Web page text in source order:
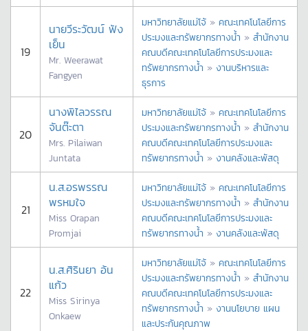
19
นายวีระวัฒน์ ฟัง
เย็น
Mr. Weerawat
Fangyen
มหาวิทยาลัยแม่โจ้ » คณะเทคโนโลยีการ
ประมงและทรัพยากรทางน้ำ » สำนักงาน
คณบดีคณะเทคโนโลยีการประมงและ
ทรัพยากรทางน้ำ » งานบริหารและ
ธุรการ
20
นางพิไลวรรณ
จันต๊ะตา
Mrs. Pilaiwan
Juntata
มหาวิทยาลัยแม่โจ้ » คณะเทคโนโลยีการ
ประมงและทรัพยากรทางน้ำ » สำนักงาน
คณบดีคณะเทคโนโลยีการประมงและ
ทรัพยากรทางน้ำ » งานคลังและพัสดุ
21
น.ส.อรพรรณ
พรหมใจ
Miss Orapan
Promjai
มหาวิทยาลัยแม่โจ้ » คณะเทคโนโลยีการ
ประมงและทรัพยากรทางน้ำ » สำนักงาน
คณบดีคณะเทคโนโลยีการประมงและ
ทรัพยากรทางน้ำ » งานคลังและพัสดุ
22
น.ส.ศิรินยา อ้น
แก้ว
Miss Sirinya
Onkaew
มหาวิทยาลัยแม่โจ้ » คณะเทคโนโลยีการ
ประมงและทรัพยากรทางน้ำ » สำนักงาน
คณบดีคณะเทคโนโลยีการประมงและ
ทรัพยากรทางน้ำ » งานนโยบาย แผน
และประกันคุณภาพ